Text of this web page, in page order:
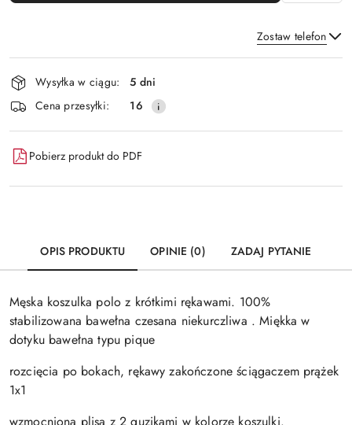
Zostaw telefon
Wyślij
Dostępność
i
dostawa
Wysyłka w ciągu:
5 dni
Cena przesyłki:
16
Pobierz produkt do PDF
OPIS PRODUKTU OPINIE (0) ZADAJ PYTANIE
Męska koszulka polo z krótkimi rękawami. 100%
stabilizowana bawełna czesana niekurczliwa . Miękka w
dotyku bawełna typu pique
rozcięcia po bokach, rękawy zakończone ściągaczem prążek
1x1
wzmocniona plisa z 2 guzikami w kolorze koszulki.